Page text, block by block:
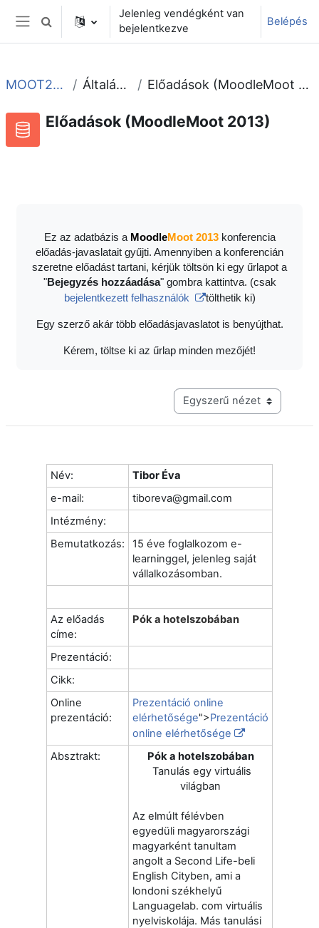
Tovább a fő tartalomhoz
Oldalpanel
Keresési bemeneti adatok váltása
Jelenleg vendégként van
bejelentkezve
Belépés
MOOT2013 Általános Előadások (MoodleMoot 2013)
Előadások (MoodleMoot 2013)
Ez az adatbázis a MoodleMoot 2013konferencia
előadás-javaslatait gyűjti. Amennyiben a konferencián
szeretne előadást tartani, kérjük töltsön ki egy űrlapot a
"Bejegyzés hozzáadása" gombra kattintva. (csak
bejelentkezett felhasználók
tölthetik ki)
Egy szerző akár több előadásjavaslatot is benyújthat.
Kérem, töltse ki az űrlap minden mezőjét!
Harmadik szintű navigáció
Név:
Tibor Éva
e-mail:
tiboreva@gmail.com
Intézmény:
Bemutatkozás:
15 éve foglalkozom e-
learninggel, jelenleg saját
vállalkozásomban.
Az előadás
címe:
Pók a hotelszobában
Prezentáció:
Cikk:
Online
prezentáció:
Prezentáció online
elérhetősége">Prezentáció
online elérhetősége
Absztrakt:
Pók a hotelszobában
Tanulás egy virtuális
világban
Az elmúlt félévben
egyedüli magyarországi
magyarként tanultam
angolt a Second Life-beli
English Cityben, ami a
londoni székhelyű
Languagelab. com virtuális
nyelviskolája. Más tanulási